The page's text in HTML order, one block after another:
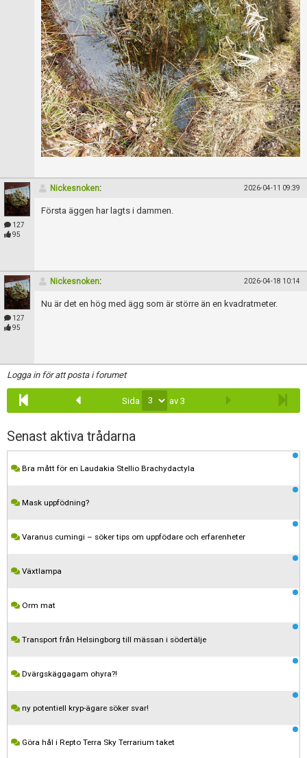
127
95
Nickesnoken: 2026-04-11 09:39
Första äggen har lagts i dammen.
127
95
Nickesnoken: 2026-04-18 10:14
Nu är det en hög med ägg som är större än en kvadratmeter.
Logga in för att posta i forumet
Sida av 3
Senast aktiva trådarna
Bra mått för en Laudakia Stellio Brachydactyla
Mask uppfödning?
Varanus cumingi – söker tips om uppfödare och erfarenheter
Växtlampa
Orm mat
Transport från Helsingborg till mässan i södertälje
Dvärgskäggagam ohyra?!
ny potentiell kryp-ägare söker svar!
Göra hål i Repto Terra Sky Terrarium taket